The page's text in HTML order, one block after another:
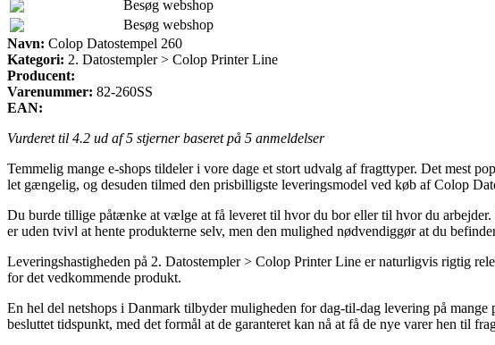
Besøg webshop
Besøg webshop
Navn: Colop Datostempel 260
Kategori: 2. Datostempler > Colop Printer Line
Producent:
Varenummer: 82-260SS
EAN:
Vurderet til 4.2 ud af 5 stjerner baseret på 5 anmeldelser
Temmelig mange e-shops tildeler i vore dage et stort udvalg af fragttyper. Det mest
let gængelig, og desuden tilmed den prisbilligste leveringsmodel ved køb af Colop
Du burde tillige påtænke at vælge at få leveret til hvor du bor eller til hvor du
er uden tvivl at hente produkterne selv, men den mulighed nødvendiggør at du
Leveringshastigheden på 2. Datostempler > Colop Printer Line er naturligvis rigtig
for det vedkommende produkt.
En hel del netshops i Danmark tilbyder muligheden for dag-til-dag levering på
besluttet tidspunkt, med det formål at de garanteret kan nå at få de nye varer hen til